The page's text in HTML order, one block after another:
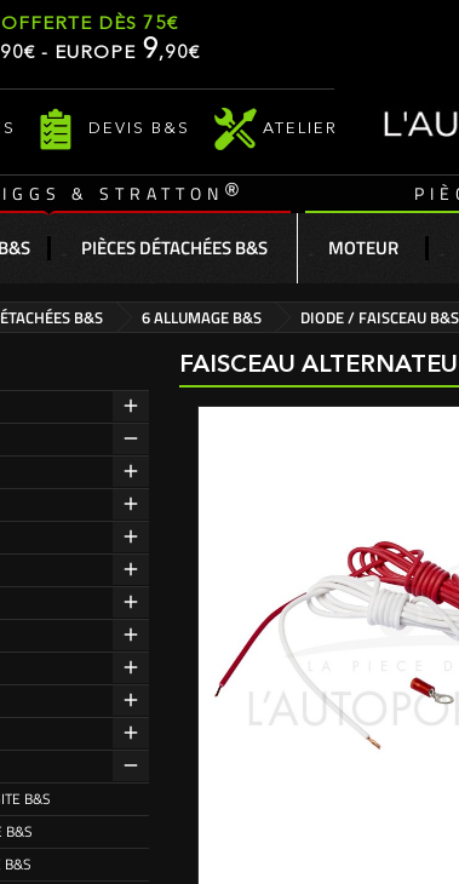
DÈS 75€
90€ - EUROPE 9,90€
DEVIS B&S ATELIER
& STRATTON ®
PIÈCES DÉTACHÉES B&S MOTEUR
B&S 6 ALLUMAGE B&S DIODE / FAISCEAU B&S
B&S
B&S
B&S
FAISCEAU